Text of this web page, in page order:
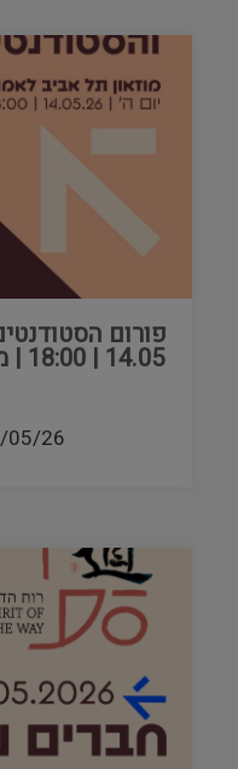
פורום
14.05 | 18:00 | מוזאון תל אביב לאמנות
05/26